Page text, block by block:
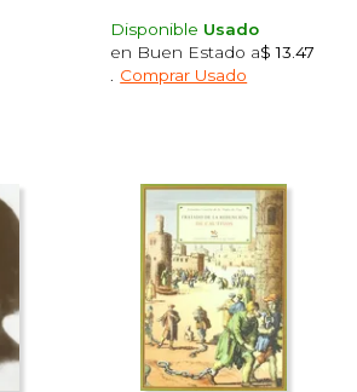
Disponible Usado
en Buen Estado a$ 13.47
Comprar Usado